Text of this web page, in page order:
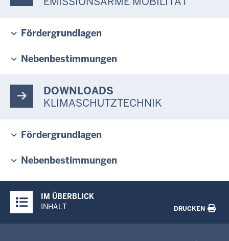
Fördergrundlagen
Nebenbestimmungen
DOWNLOADS
KLIMASCHUTZTECHNIK
Fördergrundlagen
Nebenbestimmungen
Inhalte
IM ÜBERBLICK
INHALT
DRUCKEN